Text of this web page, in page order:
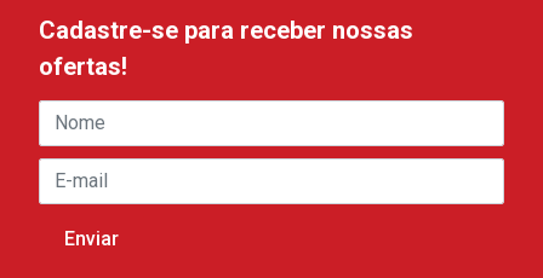
Cadastre-se para receber nossas
ofertas!